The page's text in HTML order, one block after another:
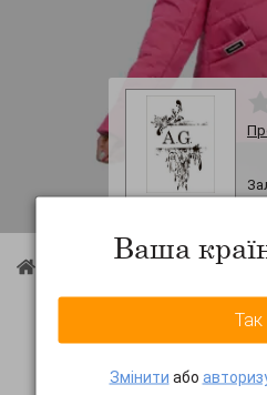
A.G.
Ваша
Так
Змінити або